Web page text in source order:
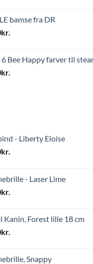
bamse fra DR
kr.
Bee Happy farver til
kr.
- Liberty Eloise
kr.
- Laser Lime
kr.
Kanin, Forest lille 18 cm
kr.
Snappy